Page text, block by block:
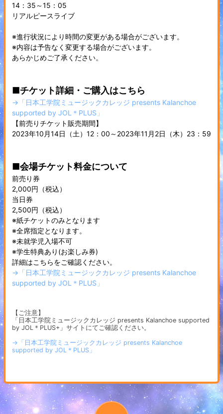
14：35～15：05
リアルピースライブ
※進行状況により時間の変更がある場合がございます。
※内容は予告なく変更する場合がございます。
あらかじめご了承ください。
■チケット詳細・ご購入はこちら
→「日本工学院ミュージックカレッジ presents Kalanchoe
supported by JOL＊PLUS」
【前売りチケット販売期間】
2023年10月14日（土）12：00～2023年11月2日（木）23：59
■会場チケット料金について
前売り券
2,000円（税込）
当日券
2,500円（税込）
※紙チケットのみとなります
※全席指定となります。
※未就学児入場不可
※学生特典あり(お楽しみ券)
詳細はこちらをご確認ください。
→「日本工学院ミュージックカレッジ presents Kalanchoe
supported by JOL＊PLUS」
【ご注意】
「日本工学院ミュージックカレッジ presents Kalanchoe supported
by JOL＊PLUS+」サイトにてご確認ください。
→「日本工学院ミュージックカレッジ presents Kalanchoe
supported by JOL＊PLUS」